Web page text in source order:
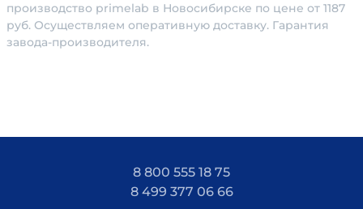
производство primelab в Новосибирске по цене от 1187
руб. Осуществляем оперативную доставку. Гарантия
завода-производителя.
8 800 555 18 75
8 499 377 06 66